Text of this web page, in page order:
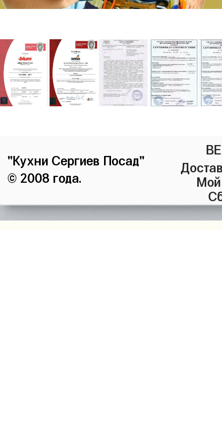
"Кухни Сергиев Посад"
© 2008 года.